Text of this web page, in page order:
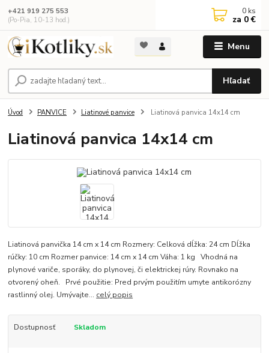
Menu
Hľadať
+421 919 275 553
(Po-Pia, 10-13 hod.)
0 ks
za 0 €
Úvod PANVICE Liatinové panvice Liatinová panvica 14x14 cm
Liatinová panvica 14x14 cm
Liatinová panvička 14 cm x 14 cm Rozmery: Celková dĺžka: 24 cm Dĺžka
rúčky: 10 cm Rozmer panvice: 14 cm x 14 cm Váha: 1 kg Vhodná na
plynové variče, sporáky, do plynovej, či elektrickej rúry. Rovnako na
otvorený oheň. Prvé použitie: Pred prvým použitím umyte antikorózny
rastlinný olej. Umývajte... celý popis
Dostupnosť Skladom